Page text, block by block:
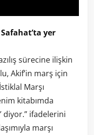
yer
sürecine ilişkin
Akif’in marş için
Marşı
kitabımda
diyor.” ifadelerini
marşı